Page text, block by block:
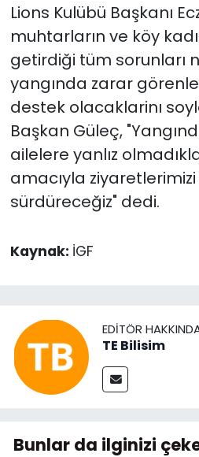
​Lions Kulübü Başkanı
muhtarların ve köy
getirdiği tüm sorunları
yangında zarar
destek olacaklarinı
Başkan Güleç,
ailelere yanlız
amacıyla ziyaretlerimizi
sürdüreceğiz" dedi.
Kaynak: İGF
EDITÖR
TE Bilisim
Bunlar da ilginizi